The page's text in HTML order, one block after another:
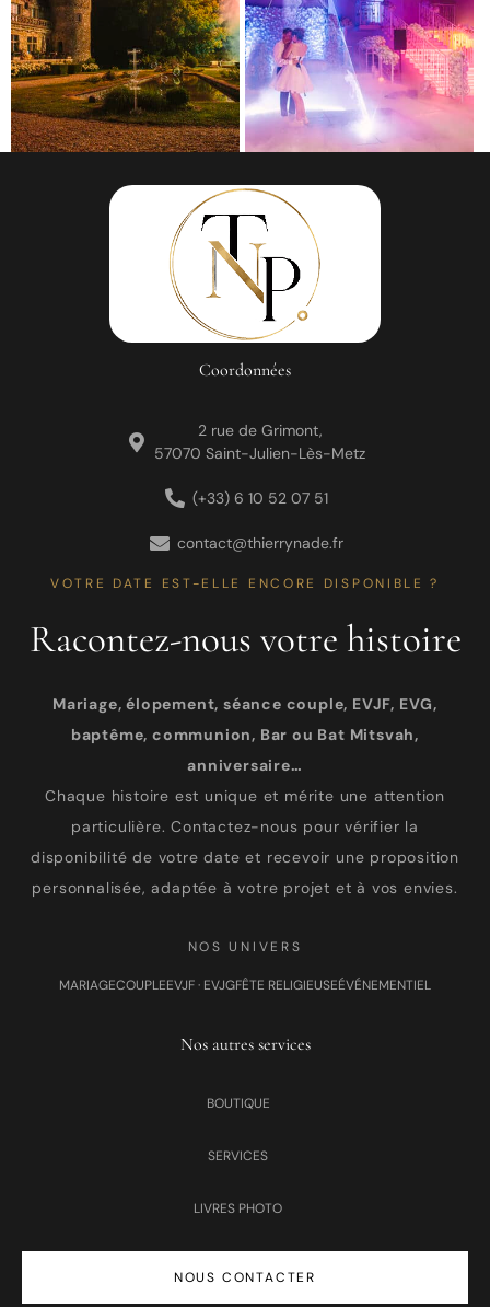
Coordonnées
2 rue de Grimont,
57070 Saint-Julien-Lès-Metz
(+33) 6 10 52 07 51
contact@thierrynade.fr
VOTRE DATE EST-ELLE ENCORE DISPONIBLE ?
Racontez-nous votre histoire
Mariage, élopement, séance couple, EVJF, EVG,
baptême, communion, Bar ou Bat Mitsvah,
anniversaire…
Chaque histoire est unique et mérite une attention
particulière. Contactez-nous pour vérifier la
disponibilité de votre date et recevoir une proposition
personnalisée, adaptée à votre projet et à vos envies.
NOS UNIVERS
MARIAGECOUPLEEVJF · EVJGFÊTE RELIGIEUSEÉVÉNEMENTIEL
Nos autres services
BOUTIQUE
SERVICES
LIVRES PHOTO
NOUS CONTACTER